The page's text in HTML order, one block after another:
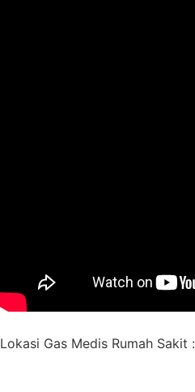
Lokasi Gas Medis Rumah Sakit :